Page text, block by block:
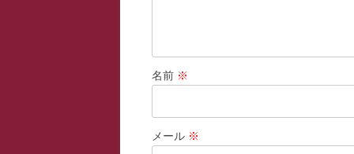
名前 ※
メール ※